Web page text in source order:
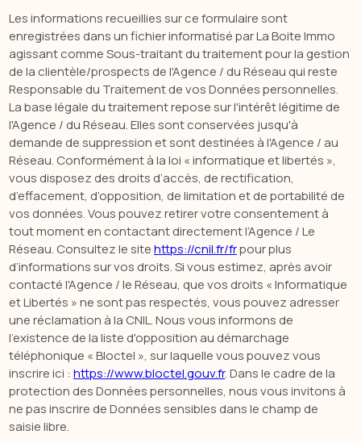
Les informations recueillies sur ce formulaire sont
enregistrées dans un fichier informatisé par La Boite Immo
agissant comme Sous-traitant du traitement pour la gestion
de la clientèle/prospects de l'Agence / du Réseau qui reste
Responsable du Traitement de vos Données personnelles.
La base légale du traitement repose sur l'intérêt légitime de
l'Agence / du Réseau. Elles sont conservées jusqu'à
demande de suppression et sont destinées à l'Agence / au
Réseau. Conformément à la loi « informatique et libertés »,
vous disposez des droits d’accès, de rectification,
d’effacement, d’opposition, de limitation et de portabilité de
vos données. Vous pouvez retirer votre consentement à
tout moment en contactant directement l’Agence / Le
Réseau. Consultez le sitehttps://cnil.fr/frpour plus
d’informations sur vos droits. Si vous estimez, après avoir
contacté l'Agence / le Réseau, que vos droits « Informatique
et Libertés » ne sont pas respectés, vous pouvez adresser
une réclamation à la CNIL. Nous vous informons de
l’existence de la liste d'opposition au démarchage
téléphonique « Bloctel », sur laquelle vous pouvez vous
inscrire ici : https://www.bloctel.gouv.fr. Dans le cadre de la
protection des Données personnelles, nous vous invitons à
ne pas inscrire de Données sensibles dans le champ de
saisie libre.